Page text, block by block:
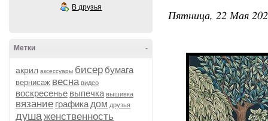
В друзья
-
Метки
акрил аксессуары бисер бумага
вернисаж весна видео
воскресенье выпечка вышивка
вязание графика дом друзья
душаженственность
Пятница, 22 Мая